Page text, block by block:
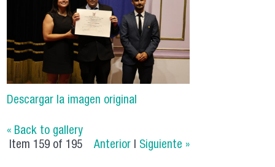
Descargar la imagen original
« Back to gallery
Item 159 of 195
Anterior Siguiente »